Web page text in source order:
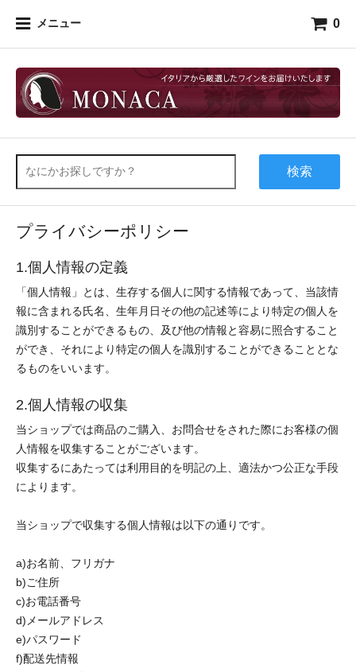
メニュー 0
検索
プライバシーポリシー
1.個人情報の定義
「個人情報」とは、生存する個人に関する情報であって、当該情
報に含まれる氏名、生年月日その他の記述等により特定の個人を
識別することができるもの、及び他の情報と容易に照合すること
ができ、それにより特定の個人を識別することができることとな
るものをいいます。
2.個人情報の収集
当ショップでは商品のご購入、お問合せをされた際にお客様の個
人情報を収集することがございます。
収集するにあたっては利用目的を明記の上、適法かつ公正な手段
によります。
当ショップで収集する個人情報は以下の通りです。
a)お名前、フリガナ
b)ご住所
c)お電話番号
d)メールアドレス
e)パスワード
f)配送先情報